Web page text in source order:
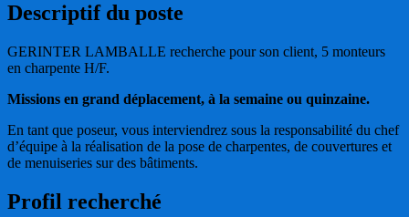
Descriptif du poste
GERINTER LAMBALLE recherche pour son client, 5 monteurs
en charpente H/F.
Missions en grand déplacement, à la semaine ou quinzaine.
En tant que poseur, vous interviendrez sous la responsabilité du chef
d’équipe à la réalisation de la pose de charpentes, de couvertures et
de menuiseries sur des bâtiments.
Profil recherché